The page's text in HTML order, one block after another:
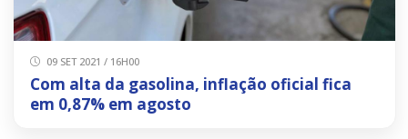
09 SET 2021 / 16H00
Com alta da gasolina, inflação oficial fica
em 0,87% em agosto